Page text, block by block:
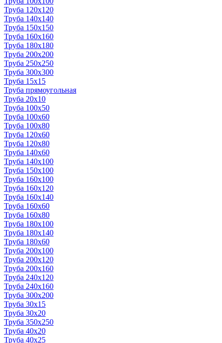
Труба 120x120
Труба 140x140
Труба 150x150
Труба 160x160
Труба 180x180
Труба 200x200
Труба 250x250
Труба 300x300
Труба 15x15
Труба прямоугольная
Труба 20x10
Труба 100x50
Труба 100x60
Труба 100x80
Труба 120x60
Труба 120x80
Труба 140x60
Труба 140x100
Труба 150x100
Труба 160x100
Труба 160x120
Труба 160x140
Труба 160x60
Труба 160x80
Труба 180x100
Труба 180x140
Труба 180x60
Труба 200x100
Труба 200x120
Труба 200x160
Труба 240x120
Труба 240x160
Труба 300x200
Труба 30x15
Труба 30x20
Труба 350x250
Труба 40x20
Труба 40x25